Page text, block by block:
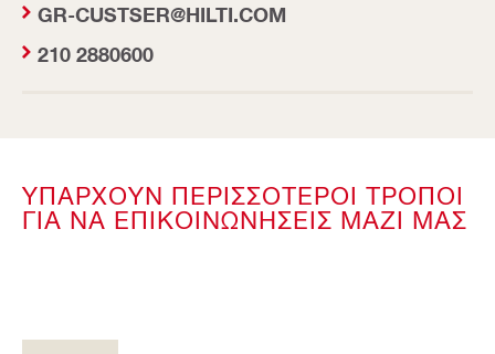
GR-CUSTSER@HILTI.COM
210 2880600
ΥΠΑΡΧΟΥΝ ΠΕΡΙΣΣΟΤΕΡΟΙ ΤΡΟΠΟΙ
ΓΙΑ ΝΑ ΕΠΙΚΟΙΝΩΝΗΣΕΙΣ ΜΑΖΙ ΜΑΣ